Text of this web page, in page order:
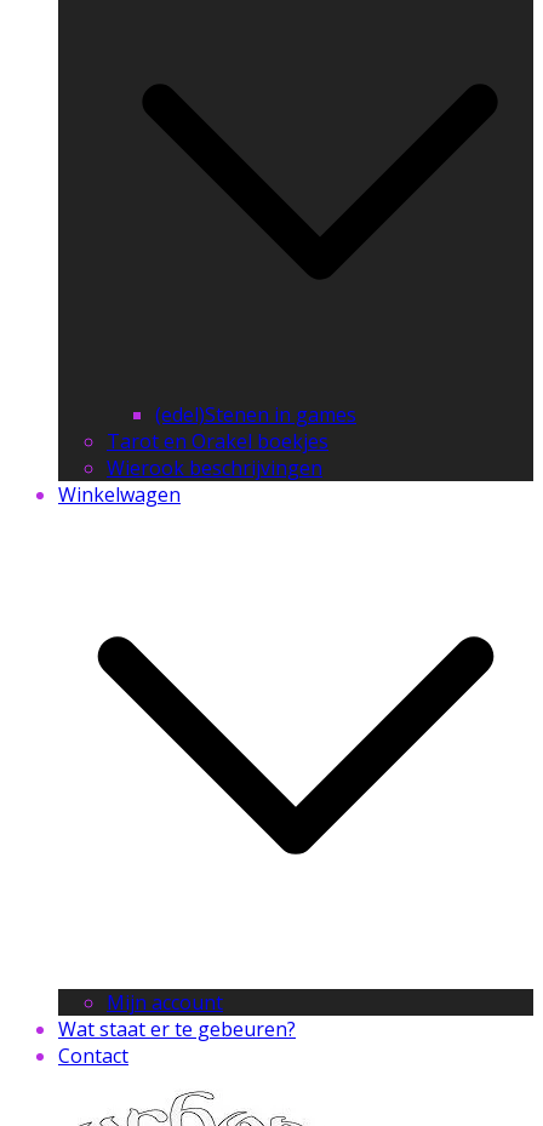
(edel)Stenen in games
Tarot en Orakel boekjes
Wierook beschrijvingen
Winkelwagen
Mijn account
Wat staat er te gebeuren?
Contact